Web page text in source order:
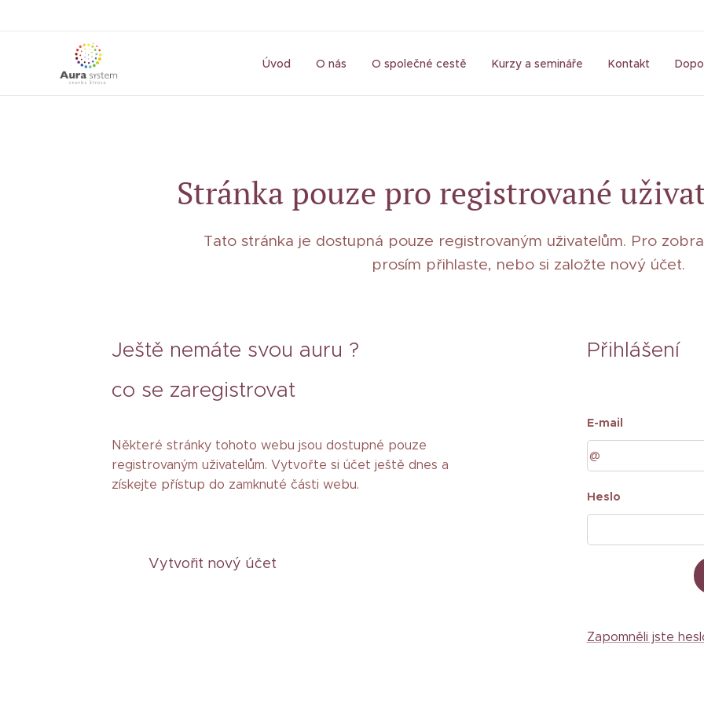
Úvod O nás O společné cestě Kurzy a semináře Kontakt
Stránka pouze pro registrované
Tato stránka je dostupná pouze registrovaným uživatelům. Pro
prosím přihlaste, nebo si založte nový účet.
Ještě nemáte svou auru ?
co se zaregistrovat
Některé stránky tohoto webu jsou dostupné pouze
registrovaným uživatelům. Vytvořte si účet ještě dnes a
získejte přístup do zamknuté části webu.
Vytvořit nový účet
Přihlášení
E-mail
Heslo
Zapomněli jste